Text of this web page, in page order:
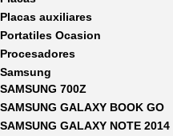
Placas auxiliares
Portatiles Ocasion
Procesadores
Samsung
SAMSUNG 700Z
SAMSUNG GALAXY BOOK GO
SAMSUNG GALAXY NOTE 2014